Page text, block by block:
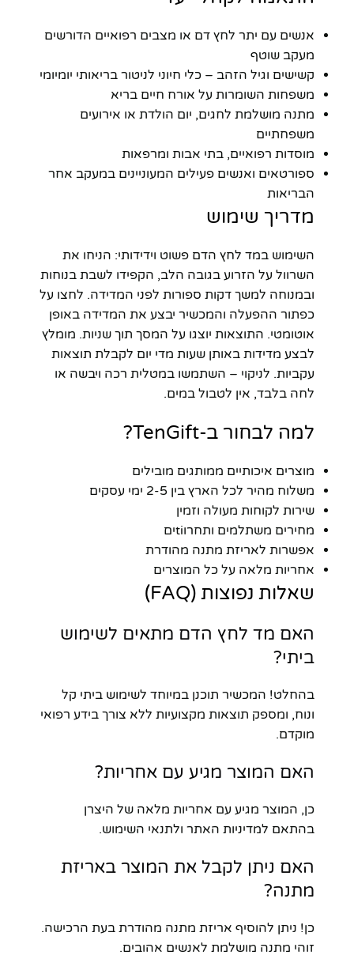
אנשים עם יתר לחץ דם או מצבים רפואיים הדורשים
מעקב שוטף
קשישים וגיל הזהב – כלי חיוני לניטור בריאותי יומיומי
משפחות השומרות על אורח חיים בריא
מתנה מושלמת לחגים, יום הולדת או אירועים
משפחתיים
מוסדות רפואיים, בתי אבות ומרפאות
ספורטאים ואנשים פעילים המעוניינים במעקב אחר
הבריאות
מדריך שימוש
השימוש במד לחץ הדם פשוט וידידותי: הניחו את
השרוול על הזרוע בגובה הלב, הקפידו לשבת בנוחות
ובמנוחה למשך דקות ספורות לפני המדידה. לחצו על
כפתור ההפעלה והמכשיר יבצע את המדידה באופן
אוטומטי. התוצאות יוצגו על המסך תוך שניות. מומלץ
לבצע מדידות באותן שעות מדי יום לקבלת תוצאות
עקביות. לניקוי – השתמשו במטלית רכה ויבשה או
לחה בלבד, אין לטבול במים.
למה לבחור ב-TenGift?
מוצרים איכותיים ממותגים מובילים
משלוח מהיר לכל הארץ בין 2-5 ימי עסקים
שירות לקוחות מעולה וזמין
מחירים משתלמים ותחרוtiים
אפשרות לאריזת מתנה מהודרת
אחריות מלאה על כל המוצרים
שאלות נפוצות (FAQ)
האם מד לחץ הדם מתאים לשימוש
ביתי?
בהחלט! המכשיר תוכנן במיוחד לשימוש ביתי קל
ונוח, ומספק תוצאות מקצועיות ללא צורך בידע רפואי
מוקדם.
האם המוצר מגיע עם אחריות?
כן, המוצר מגיע עם אחריות מלאה של היצרן
בהתאם למדיניות האתר ולתנאי השימוש.
האם ניתן לקבל את המוצר באריזת
מתנה?
כן! ניתן להוסיף אריזת מתנה מהודרת בעת הרכישה.
זוהי מתנה מושלמת לאנשים אהובים.